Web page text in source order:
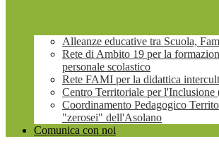
Alleanze educative tra Scuola,
Rete di Ambito 19 per la
personale scolastico
Rete FAMI per la didattica
Centro Territoriale per
Coordinamento Pedagogico
"zerosei" dell'Asolano
Comunica con noi